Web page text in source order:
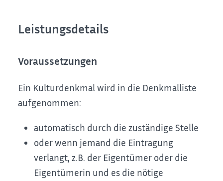
Leistungsdetails
Voraussetzungen
Ein Kulturdenkmal wird in die Denkmalliste
aufgenommen:
automatisch durch die zuständige Stelle
oder wenn jemand die Eintragung
verlangt, z.B. der Eigentümer oder die
Eigentümerin und es die nötige